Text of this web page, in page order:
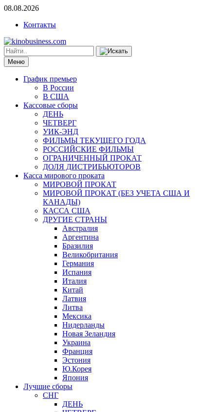
08.08.2026
Контакты
Меню
График премьер
В России
В США
Кассовые сборы
ДЕНЬ
ЧЕТВЕРГ
УИК-ЭНД
ФИЛЬМЫ ТЕКУЩЕГО ГОДА
РОССИЙСКИЕ ФИЛЬМЫ
ОГРАНИЧЕННЫЙ ПРОКАТ
ДОЛЯ ДИСТРИБЬЮТОРОВ
Касса мирового проката
МИРОВОЙ ПРОКАТ
МИРОВОЙ ПРОКАТ (БЕЗ УЧЕТА США И
КАНАДЫ)
КАССА США
ДРУГИЕ СТРАНЫ
Австралия
Аргентина
Бразилия
Великобритания
Германия
Испания
Италия
Китай
Латвия
Литва
Мексика
Нидерланды
Новая Зеландия
Украина
Франция
Эстония
Ю.Корея
Япония
Лучшие сборы
СНГ
ДЕНЬ